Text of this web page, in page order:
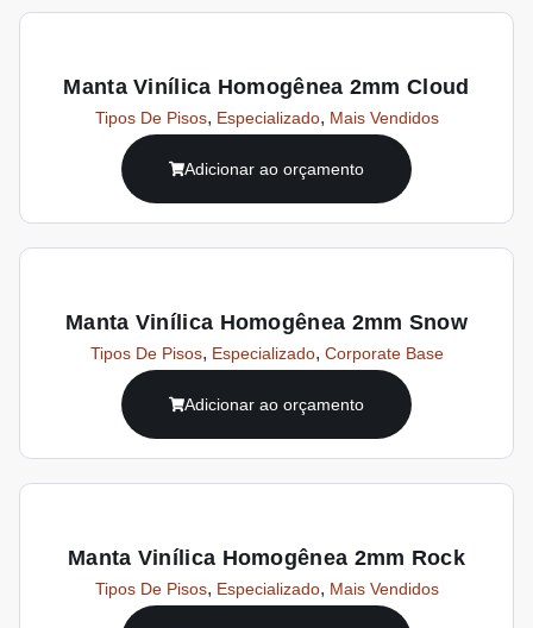
Manta Vinílica Homogênea 2mm Cloud
Tipos De Pisos, Especializado, Mais Vendidos
Adicionar ao orçamento
Manta Vinílica Homogênea 2mm Snow
Tipos De Pisos, Especializado, Corporate Base
Adicionar ao orçamento
Manta Vinílica Homogênea 2mm Rock
Tipos De Pisos, Especializado, Mais Vendidos